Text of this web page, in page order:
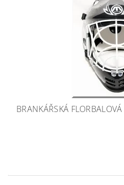
BRANKÁŘSKÁ